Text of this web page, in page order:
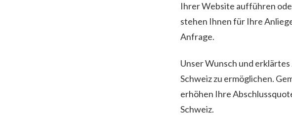
Ihrer Website aufführen
stehen Ihnen für Ihre
Anfrage.
Unser Wunsch und
Schweiz zu ermöglichen.
erhöhen Ihre
Schweiz.